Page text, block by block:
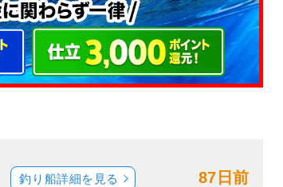
87日前
釣り船詳細を見る